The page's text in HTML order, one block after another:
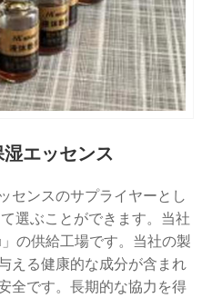
エッセンス
センスのサプライヤーとし
選ぶことができます。当社
の供給工場です。当社の製
える健康的な成分が含まれ
全です。長期的な協力を得